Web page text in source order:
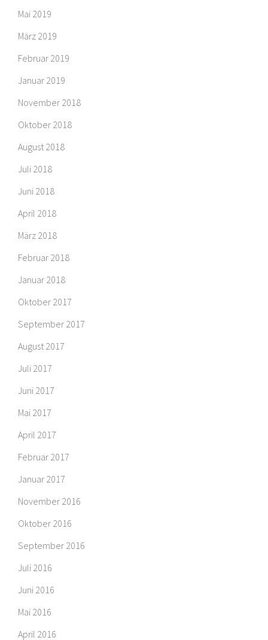
Mai 2019
März 2019
Februar 2019
Januar 2019
November 2018
Oktober 2018
August 2018
Juli 2018
Juni 2018
April 2018
März 2018
Februar 2018
Januar 2018
Oktober 2017
September 2017
August 2017
Juli 2017
Juni 2017
Mai 2017
April 2017
Februar 2017
Januar 2017
November 2016
Oktober 2016
September 2016
Juli 2016
Juni 2016
Mai 2016
April 2016